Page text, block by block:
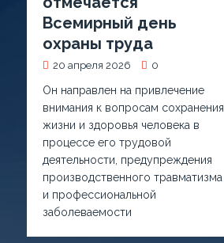
Всемирный день
охраны труда
20 апреля 2026 0
Он направлен на привлечение
внимания к вопросам сохранения
жизни и здоровья человека в
процессе его трудовой
деятельности, предупреждения
производственного травматизма
и профессиональной
заболеваемости